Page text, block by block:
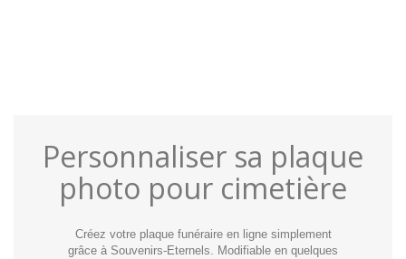
Personnaliser sa plaque
photo pour cimetière
Créez votre plaque funéraire en ligne simplement
grâce à Souvenirs-Eternels. Modifiable en quelques